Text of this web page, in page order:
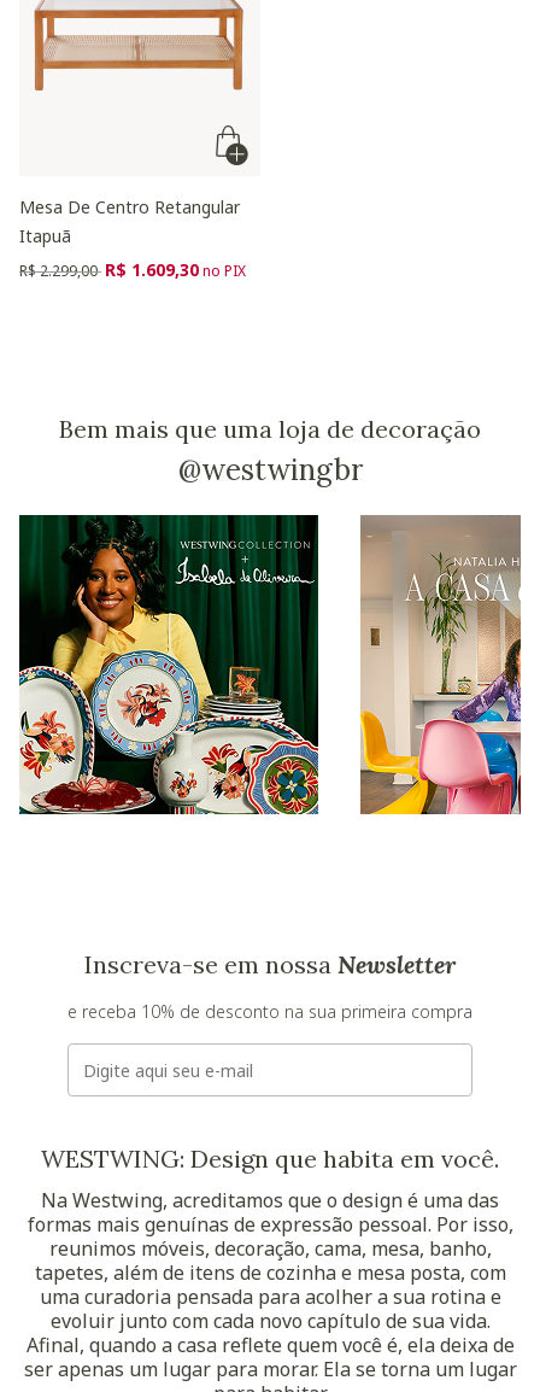
Mesa De Centro Retangular
Itapuã
Preço reduzido de
R$ 2.299,00 para
R$ 1.609,30no PIX
Bem mais que uma loja de decoração
@westwingbr
Inscreva-se em nossa Newsletter
e receba 10% de desconto na sua primeira compra
E-mail
WESTWING: Design que habita em você.
Na Westwing, acreditamos que o design é uma das
formas mais genuínas de expressão pessoal. Por isso,
reunimos móveis, decoração, cama, mesa, banho,
tapetes, além de itens de cozinha e mesa posta, com
uma curadoria pensada para acolher a sua rotina e
evoluir junto com cada novo capítulo de sua vida.
Afinal, quando a casa reflete quem você é, ela deixa de
ser apenas um lugar para morar. Ela se torna um lugar